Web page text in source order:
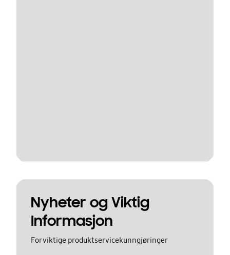
Nyheter og Viktig
Informasjon
For viktige produktservicekunngjøringer